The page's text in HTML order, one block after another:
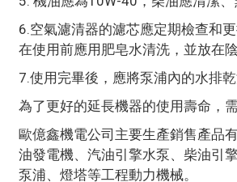
6.空氣濾清器的濾芯應定期檢查和
在使用前應用肥皂水清洗，並放在陰
7.使用完畢後，應將泵浦內的水排乾
為了更好的延長機器的使用壽命，
歐億鑫機電公司主要生產銷售產品
油發電機、汽油引擎水泵、柴油引
泵浦、燈塔等工程動力機械。